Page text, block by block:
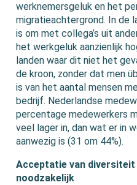
werknemersgeluk en het
migratieachtergrond. In de
is om met collega’s uit
het werkgeluk aanzienlijk
landen waar dit niet het
de kroon, zonder dat men
is van het aantal mensen
bedrijf. Nederlandse
percentage medewerkers
veel lager in, dan wat er in
aanwezig is (31 om 44%).
Acceptatie van diversiteit
noodzakelijk